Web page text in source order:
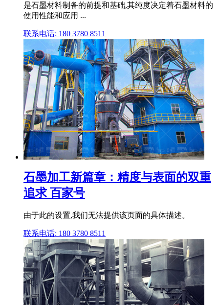
是石墨材料制备的前提和基础,其纯度决定着石墨材料的
使用性能和应用 ...
联系电话: 180 3780 8511
石墨加工新篇章：精度与表面的双重
追求 百家号
由于此的设置,我们无法提供该页面的具体描述。
联系电话: 180 3780 8511